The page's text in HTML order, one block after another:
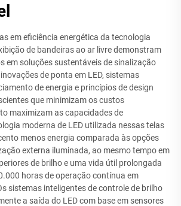
em eficiência energética da tecnologia
de bandeiras ao ar livre demonstram
em soluções sustentáveis de sinalização
de ponta em LED, sistemas
de energia e princípios de design
que minimizam os custos
maximizam as capacidades de
moderna de LED utilizada nessas telas
menos energia comparada às opções
externa iluminada, ao mesmo tempo em
de brilho e uma vida útil prolongada
horas de operação contínua em
sistemas inteligentes de controle de brilho
a saída do LED com base em sensores